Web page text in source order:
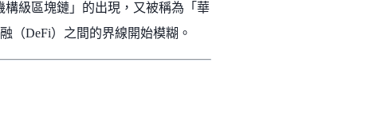
級區塊鏈」的出現，又被稱為「華
（DeFi）之間的界線開始模糊。